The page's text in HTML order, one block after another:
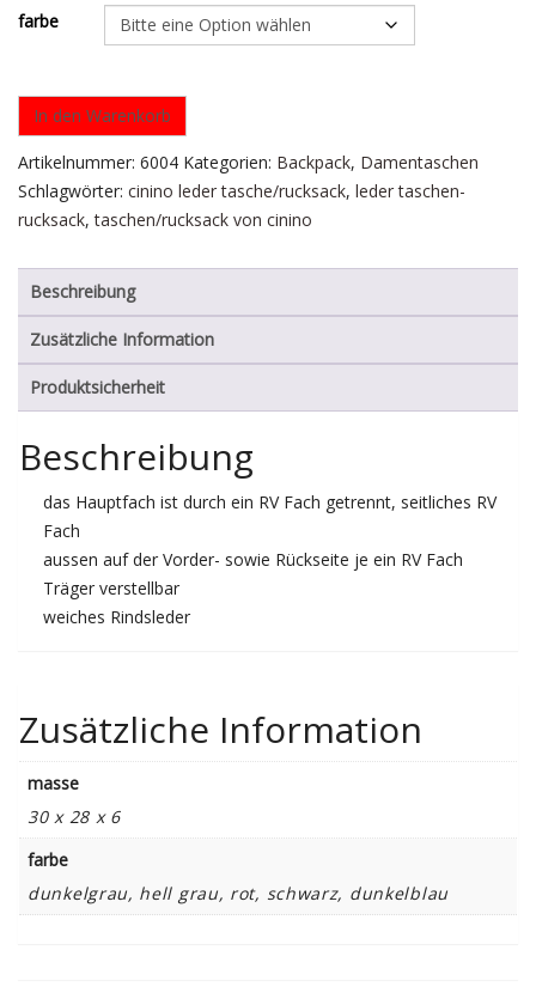
farbe
In den Warenkorb
Artikelnummer: 6004 Kategorien: Backpack, Damentaschen
Schlagwörter: cinino leder tasche/rucksack, leder taschen-
rucksack,taschen/rucksack von cinino
Beschreibung
Zusätzliche Information
Produktsicherheit
Beschreibung
das Hauptfach ist durch ein RV Fach getrennt, seitliches RV
Fach
aussen auf der Vorder- sowie Rückseite je ein RV Fach
Träger verstellbar
weiches Rindsleder
Zusätzliche Information
masse
30 x 28 x 6
farbe
dunkelgrau, hell grau, rot, schwarz, dunkelblau